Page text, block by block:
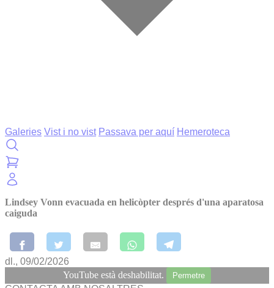
Galeries Vist i no vist Passava per aquí Hemeroteca
Lindsey Vonn evacuada en helicòpter després d'una aparatosa
caiguda
dl., 09/02/2026
YouTube està deshabilitat.
Permetre